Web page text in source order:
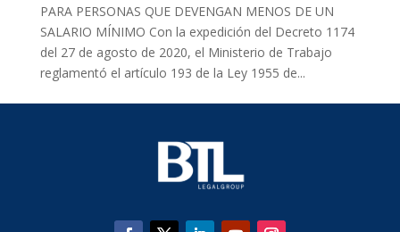
PARA PERSONAS QUE DEVENGAN MENOS DE UN
SALARIO MÍNIMO Con la expedición del Decreto 1174
del 27 de agosto de 2020, el Ministerio de Trabajo
reglamentó el artículo 193 de la Ley 1955 de...